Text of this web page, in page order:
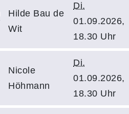
Hilde Bau de
Wit
Di.
01.09.2026,
18.30 Uhr
Nicole
Höhmann
Di.
01.09.2026,
18.30 Uhr